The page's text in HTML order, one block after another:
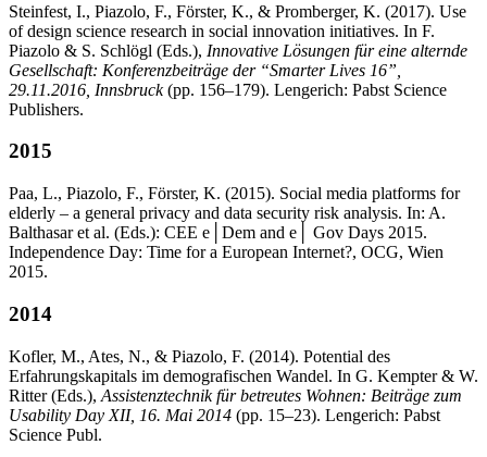
Steinfest, I., Piazolo, F., Förster, K., & Promberger, K. (2017). Use
of design science research in social innovation initiatives. In F.
Piazolo & S. Schlögl (Eds.), Innovative Lösungen für eine alternde
Gesellschaft: Konferenzbeiträge der “Smarter Lives 16”,
29.11.2016, Innsbruck(pp. 156–179). Lengerich: Pabst Science
Publishers.
2015
Paa, L., Piazolo, F., Förster, K. (2015). Social media platforms for
elderly – a general privacy and data security risk analysis. In: A.
Balthasar et al. (Eds.): CEE e│Dem and e│ Gov Days 2015.
Independence Day: Time for a European Internet?, OCG, Wien
2015.
2014
Kofler, M., Ates, N., & Piazolo, F. (2014). Potential des
Erfahrungskapitals im demografischen Wandel. In G. Kempter & W.
Ritter (Eds.), Assistenztechnik für betreutes Wohnen: Beiträge zum
Usability Day XII, 16. Mai 2014 (pp. 15–23). Lengerich: Pabst
Science Publ.